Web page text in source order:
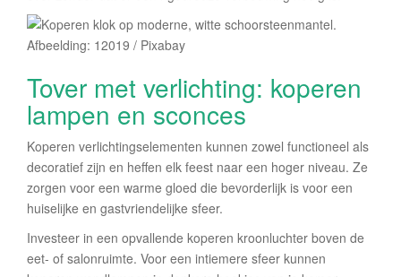
Afbeelding: 12019 / Pixabay
Tover met verlichting: koperen
lampen en sconces
Koperen verlichtingselementen kunnen zowel functioneel als
decoratief zijn en heffen elk feest naar een hoger niveau. Ze
zorgen voor een warme gloed die bevorderlijk is voor een
huiselijke en gastvriendelijke sfeer.
Investeer in een opvallende koperen kroonluchter boven de
eet- of salonruimte. Voor een intiemere sfeer kunnen